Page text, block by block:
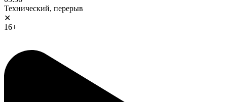
Технический, перерыв
✕
16+